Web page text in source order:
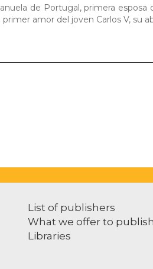
de Portugal, primera esposa
amor del joven Carlos V, su
List of publishers
What we offer to
Libraries